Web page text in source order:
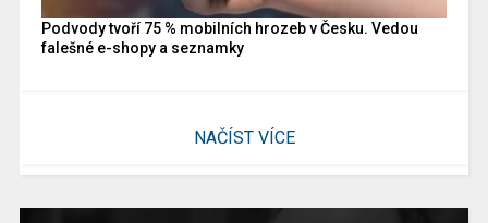
Podvody tvoří 75 % mobilních hrozeb v Česku. Vedou
falešné e-shopy a seznamky
NAČÍST VÍCE